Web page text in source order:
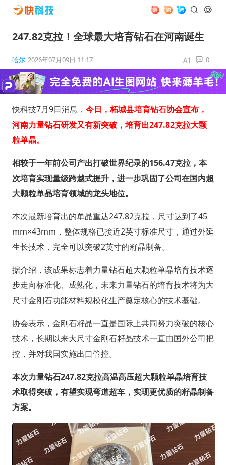
247.82克拉！全球最大培育钻石在河南诞生
哈尔 2026年07月09日 11:17 0
快科技7月9日消息， 今日，柘城县培育钻石协会宣布，
河南力量钻石研发又有新突破，培育出247.82克拉大颗
粒单晶。
相较于一年前公司产出打破世界纪录的156.47克拉，本
次培育实现量级跨越式提升，进一步巩固了公司在国内超
大颗粒单晶培育领域的龙头地位。
本次最新培育出的单晶重达247.82克拉，尺寸达到了45
mm×43mm，整体规格已接近2英寸标准尺寸，通过外延
生长技术，完全可以突破2英寸的籽晶制备。
据介绍，该成果标志着力量钻石超大颗粒单晶培育技术逐
步走向标准化、成熟化，未来力量钻石的培育技术将为大
尺寸金刚石功能材料规模化生产奠定核心的技术基础。
协会表示，金刚石籽晶一直是国际上共同努力突破的核心
技术，长期以来大尺寸金刚石籽晶技术一直由国外公司把
控，并对我国实施出口管控。
本次力量钻石247.82克拉高温高压超大颗粒单晶培育技
术取得突破，有望实现弯道超车，实现更优质的籽晶制备
方案。